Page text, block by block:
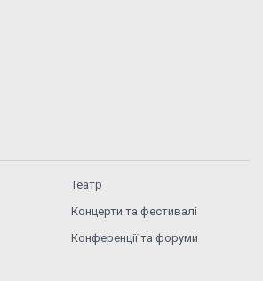
Театр
Концерти та фестивалі
Конференції та форуми